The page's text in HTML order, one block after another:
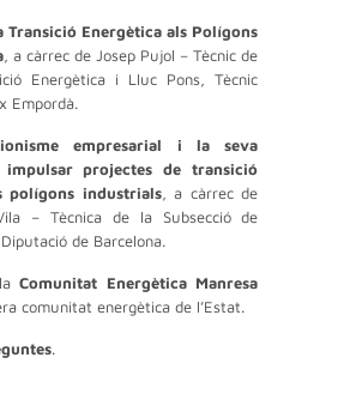
Transició Energètica als Polígons
, a càrrec de Josep Pujol – Tècnic de
Energètica i Lluc Pons, Tècnic
Empordà.
empresarial i la seva
projectes de transició
polígons industrials, a càrrec de
– Tècnica de la Subsecció de
de Barcelona.
laComunitat Energètica Manresa
comunitat energètica de l’Estat.
.